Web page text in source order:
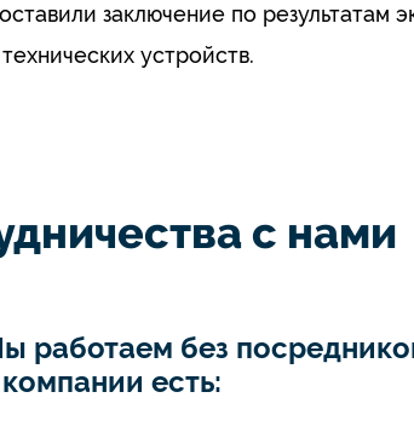
заключение по результатам
устройств.
с нами
работаем без
есть: